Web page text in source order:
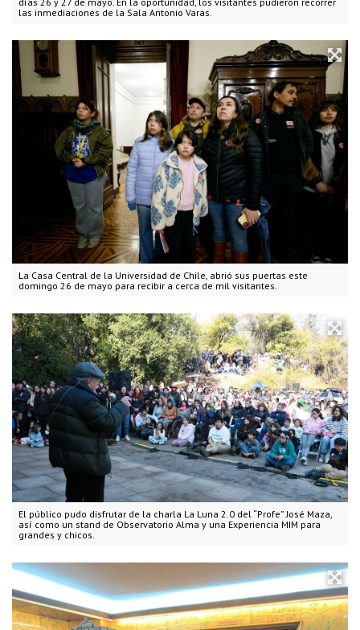
las inmediaciones de la Sala Antonio Varas.
La Casa Central de la Universidad de Chile, abrió sus puertas este
domingo 26 de mayo para recibir a cerca de mil visitantes.
El público pudo disfrutar de la charla La Luna 2.0 del “Profe” José Maza,
así como un stand de Observatorio Alma y una Experiencia MIM para
grandes y chicos.